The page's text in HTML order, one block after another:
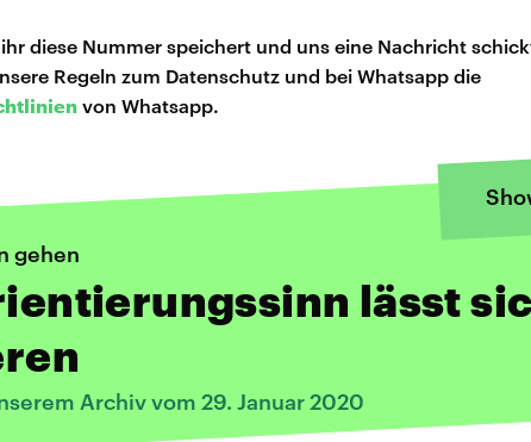
diese Nummer speichert und uns eine Nachricht
Regeln zum Datenschutz und bei Whatsapp die
von Whatsapp.
gehen
lässt
Archiv vom 29. Januar 2020